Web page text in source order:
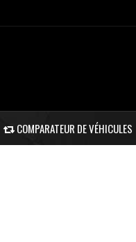
COMPARATEUR DE VÉHICULES